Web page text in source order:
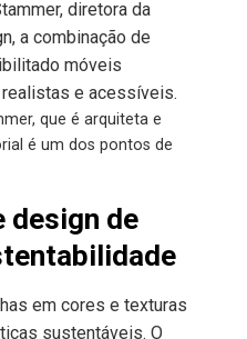
que é arquiteta e
é um dos pontos de
design de
em cores e texturas
sustentáveis. O